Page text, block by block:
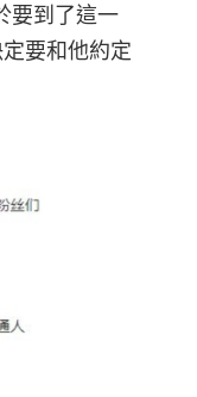
要到了這一
要和他約定